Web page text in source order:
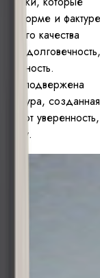
форме и
качества
— долговечность,
не подвержена
созданная
уверенность,